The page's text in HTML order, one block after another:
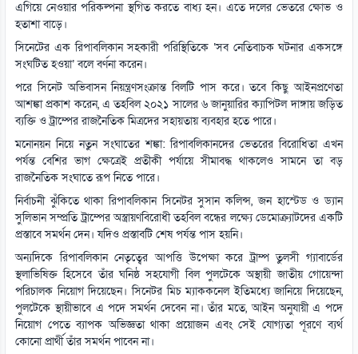
এগিয়ে নেওয়ার পরিকল্পনা স্থগিত করতে বাধ্য হন। এতে দলের ভেতরে ক্ষোভ ও
হতাশা বাড়ে।
সিনেটের এক রিপাবলিকান সহকারী পরিস্থিতিকে ‘সব নেতিবাচক ঘটনার একসঙ্গে
সংঘটিত হওয়া’ বলে বর্ণনা করেন।
পরে সিনেট অভিবাসন নিয়ন্ত্রণসংক্রান্ত বিলটি পাস করে। তবে কিছু আইনপ্রণেতা
আশঙ্কা প্রকাশ করেন, এ তহবিল ২০২১ সালের ৬ জানুয়ারির ক্যাপিটল দাঙ্গায় জড়িত
ব্যক্তি ও ট্রাম্পের রাজনৈতিক মিত্রদের সহায়তায় ব্যবহার হতে পারে।
মনোনয়ন নিয়ে নতুন সংঘাতের শঙ্কা: রিপাবলিকানদের ভেতরের বিরোধিতা এখন
পর্যন্ত বেশির ভাগ ক্ষেত্রেই প্রতীকী পর্যায়ে সীমাবদ্ধ থাকলেও সামনে তা বড়
রাজনৈতিক সংঘাতে রূপ নিতে পারে।
নির্বাচনী ঝুঁকিতে থাকা রিপাবলিকান সিনেটর সুসান কলিন্স, জন হাস্টেড ও ড্যান
সুলিভান সম্প্রতি ট্রাম্পের অস্ত্রায়ণবিরোধী তহবিল বন্ধের লক্ষ্যে ডেমোক্র্যাটদের একটি
প্রস্তাবে সমর্থন দেন। যদিও প্রস্তাবটি শেষ পর্যন্ত পাস হয়নি।
অন্যদিকে রিপাবলিকান নেতৃত্বের আপত্তি উপেক্ষা করে ট্রাম্প তুলসী গ্যাবার্ডের
স্থলাভিষিক্ত হিসেবে তাঁর ঘনিষ্ঠ সহযোগী বিল পুলটেকে অস্থায়ী জাতীয় গোয়েন্দা
পরিচালক নিয়োগ দিয়েছেন। সিনেটর মিচ ম্যাককনেল ইতিমধ্যে জানিয়ে দিয়েছেন,
পুলটেকে স্থায়ীভাবে এ পদে সমর্থন দেবেন না। তাঁর মতে, আইন অনুযায়ী এ পদে
নিয়োগ পেতে ব্যাপক অভিজ্ঞতা থাকা প্রয়োজন এবং সেই যোগ্যতা পূরণে ব্যর্থ
কোনো প্রার্থী তাঁর সমর্থন পাবেন না।